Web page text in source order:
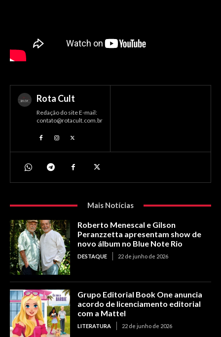
Rota Cult
Redação do site E-mail:
contato@rotacult.com.br
Mais Notícias
Roberto Menescal e Gilson
Peranzzetta apresentam show de
novo álbum no Blue Note Rio
DESTAQUE 22 de junho de 2026
Grupo Editorial Book One anuncia
acordo de licenciamento editorial
com a Mattel
LITERATURA 22 de junho de 2026